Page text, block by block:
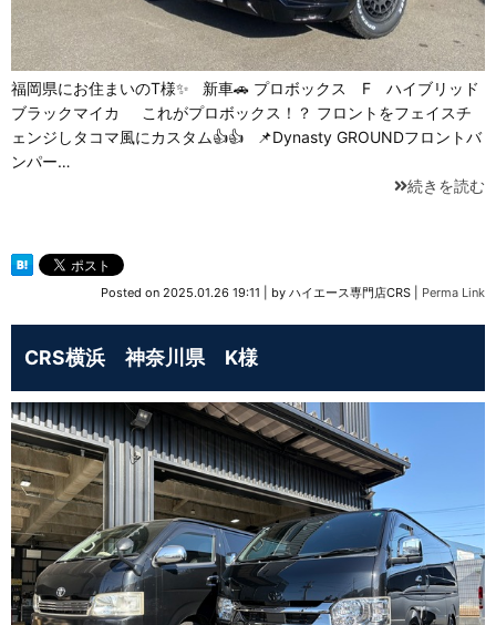
福岡県にお住まいのT様✨ 新車🚗 プロボックス F ハイブリッド
ブラックマイカ これがプロボックス！？ フロントをフェイスチ
ェンジしタコマ風にカスタム👍👍 📌Dynasty GROUNDフロントバ
ンパー…
続きを読む
Posted on 2025.01.26 19:11 by ハイエース専門店CRS Perma Link
CRS横浜 神奈川県 K様